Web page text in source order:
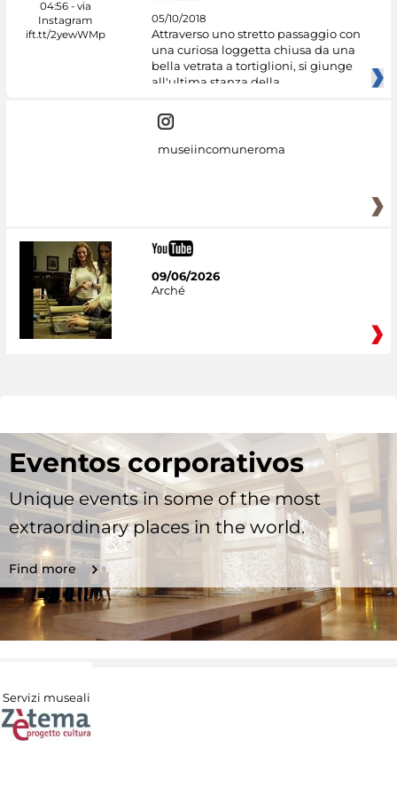
05/10/2018
Attraverso uno stretto passaggio con
una curiosa loggetta chiusa da una
bella vetrata a tortiglioni, si giunge
all'ultima stanza della
museiincomuneroma
09/06/2026
Arché
Eventos corporativos
Unique events in some of the most
extraordinary places in the world.
Find more
Servizi museali